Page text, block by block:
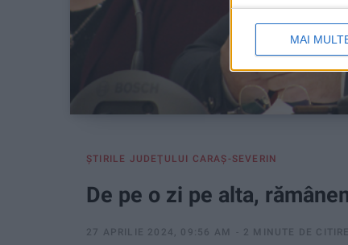
MAI
ŞTIRILE JUDEŢULUI CARAŞ-SEVERIN
De pe o zi pe alta,
27 APRILIE 2024, 09:56 AM 2 MINUTE DE CITIRE